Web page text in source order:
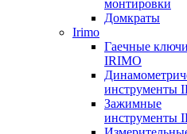
монтировки
Домкраты
Irimo
Гаечные ключи
IRIMO
инструменты
Зажимные
инструменты